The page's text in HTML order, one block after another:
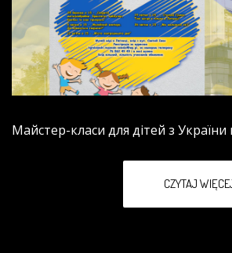
Майстер-класи для дітей з
CZYTAJ